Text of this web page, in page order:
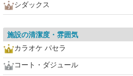
シダックス
施設の清潔度・雰囲気
カラオケ パセラ
コート・ダジュール